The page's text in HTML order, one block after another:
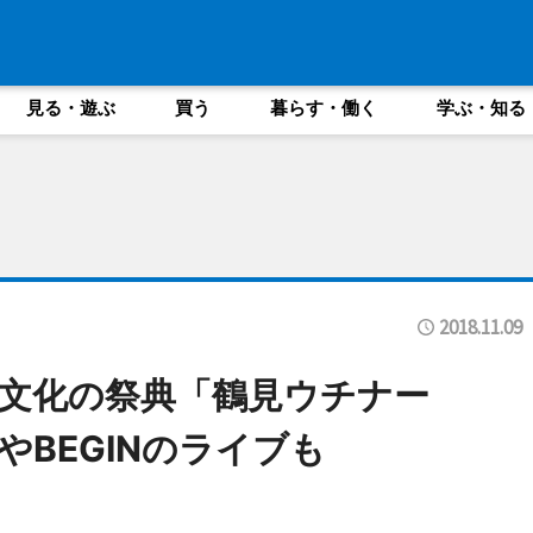
見る・遊ぶ 買う 暮らす・働く 学ぶ・知る
2018.11.09
化の祭典「鶴見ウチナー
BEGINのライブも